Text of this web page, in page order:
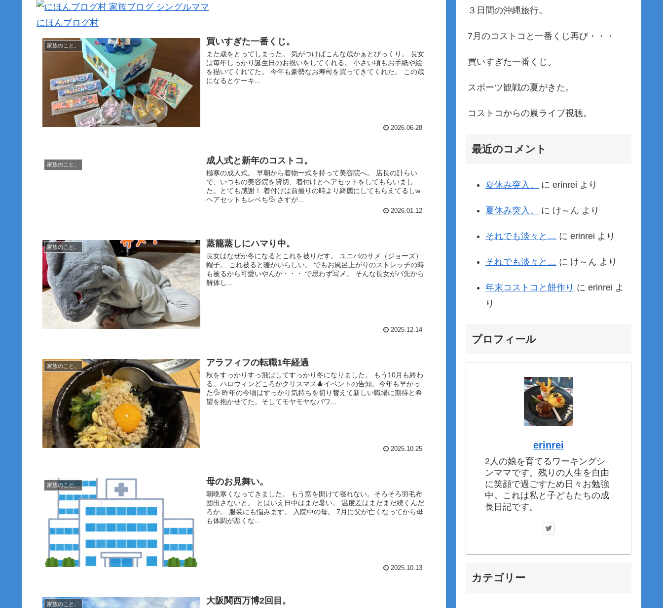
にほんブログ村
家族のこと。 買いすぎた一番くじ。
また歳をとってしまった。 気がつけばこんな歳かぁとびっくり。 長女
は毎年しっかり誕生日のお祝いをしてくれる。 小さい頃もお手紙や絵
を描いてくれてた。 今年も豪勢なお寿司を買ってきてくれた。 この歳
になるとケーキ...
2026.06.28
家族のこと。 成人式と新年のコストコ。
極寒の成人式。 早朝から着物一式を持って美容院へ。 店長の計らい
で、いつもの美容院を貸切、着付けとヘアセットをしてもらいまし
た。とても感謝！ 着付けは前撮りの時より綺麗にしてもらえてるしw
ヘアセットもレベち💦 さすが...
2026.01.12
家族のこと。 蒸籠蒸しにハマり中。
長女はなぜか冬になるとこれを被りだす。 ユニバのサメ（ジョーズ）
帽子。 これ被ると暖かいらしい。 でもお風呂上がりのストレッチの時
も被るから可愛いやんか・・・ で思わず写メ。 そんな長女がバ先から
解体し...
2025.12.14
家族のこと。 アラフィフの転職1年経過
秋をすっかりすっ飛ばしてすっかり冬になりました。 もう10月も終わ
る。ハロウィンどころかクリスマス🎄イベントの告知。今年も早かっ
た💦 昨年の今頃はすっかり気持ちを切り替えて新しい職場に期待と希
望を抱かせてた。そしてモヤモヤなパワ...
2025.10.25
家族のこと。 母のお見舞い。
朝晩寒くなってきました。 もう窓を開けて寝れない。そろそろ羽毛布
団出さないと。 とはいえ日中はまだ暑い。 温度差はまだまだ続くんだ
ろか。 服装にも悩みます。 入院中の母。 7月に父が亡くなってから母
も体調が悪くな...
2025.10.13
家族のこと。 大阪関西万博2回目。
３日間の沖縄旅行。
7月のコストコと一番くじ再び・・・
買いすぎた一番くじ。
スポーツ観戦の夏がきた。
コストコからの嵐ライブ視聴。
最近のコメント
夏休み突入。 に erinrei より
夏休み突入。 に け～ん より
それでも淡々と… に erinrei より
それでも淡々と… に け～ん より
年末コストコと餅作り に erinrei よ
り
プロフィール
erinrei
2人の娘を育てるワーキングシ
ンママです。残りの人生を自由
に笑顔で過ごすため日々お勉強
中。これは私と子どもたちの成
長日記です。
カテゴリー